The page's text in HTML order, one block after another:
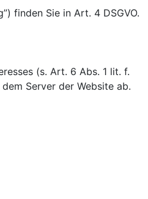
finden Sie in Art. 4 DSGVO.
(s. Art. 6 Abs. 1 lit. f.
Server der Website ab.